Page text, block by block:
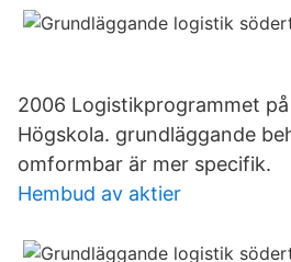
2006 Logistikprogrammet
Högskola. grundläggande
omformbar är mer specifik.
Hembud av aktier